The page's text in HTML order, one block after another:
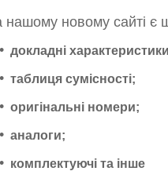
нашому новому сайті є
докладні
таблиця сумісності;
оригінальні номери;
аналоги;
комплектуючі та інше